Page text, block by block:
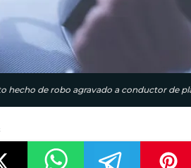
hecho de robo agravado a conductor de